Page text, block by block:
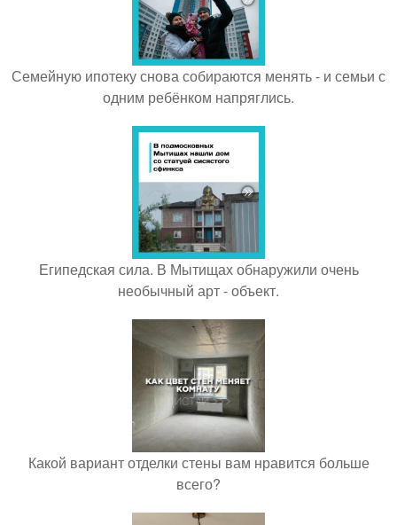
Семейную ипотеку снова собираются менять - и семьи с
одним ребёнком напряглись.
Египедская сила. В Мытищах обнаружили очень
необычный арт - объект.
Какой вариант отделки стены вам нравится больше
всего?